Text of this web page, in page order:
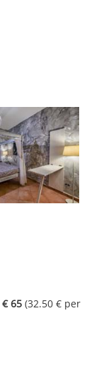
€ 65 (32.50 € per